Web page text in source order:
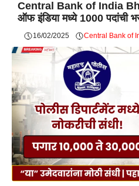
Central Bank of India
ऑफ इंडिया मध्ये 1000 पदांची
16/02/2025 Central Bank of